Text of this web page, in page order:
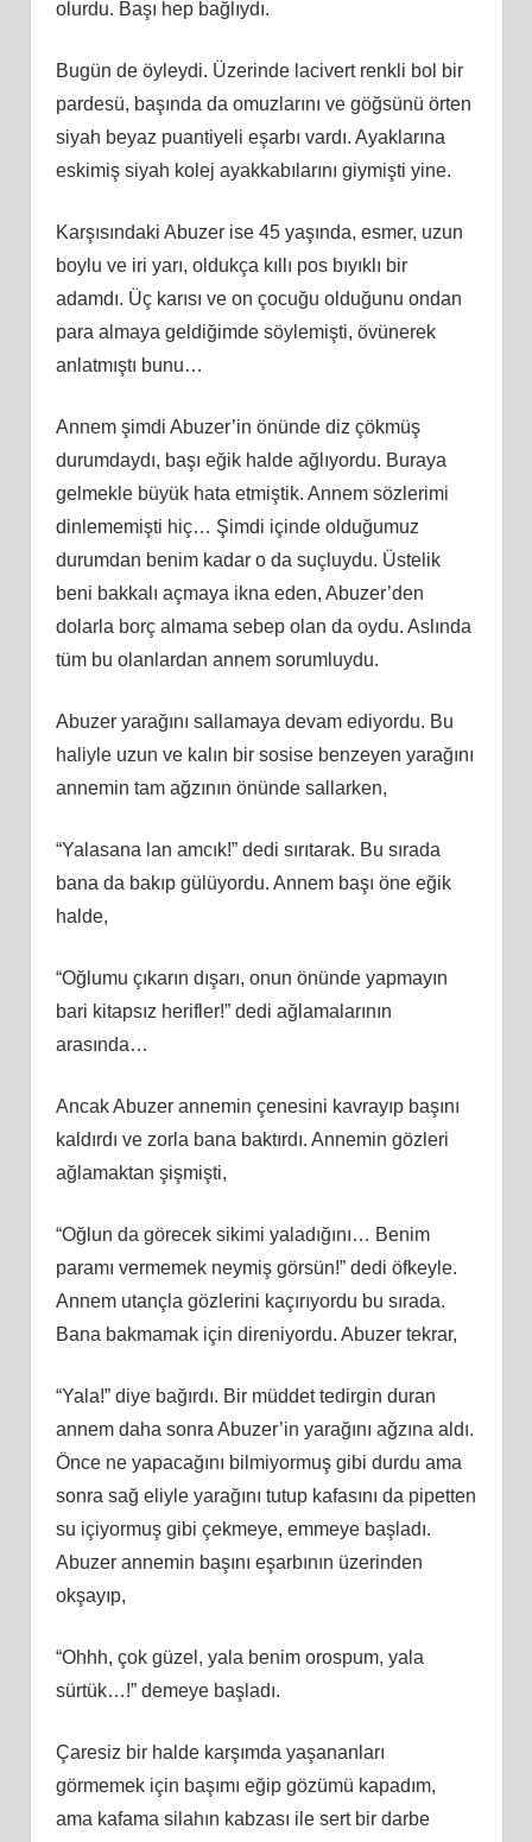
olurdu. Başı hep bağlıydı.
Bugün de öyleydi. Üzerinde lacivert renkli bol bir
pardesü, başında da omuzlarını ve göğsünü örten
siyah beyaz puantiyeli eşarbı vardı. Ayaklarına
eskimiş siyah kolej ayakkabılarını giymişti yine.
Karşısındaki Abuzer ise 45 yaşında, esmer, uzun
boylu ve iri yarı, oldukça kıllı pos bıyıklı bir
adamdı. Üç karısı ve on çocuğu olduğunu ondan
para almaya geldiğimde söylemişti, övünerek
anlatmıştı bunu…
Annem şimdi Abuzer’in önünde diz çökmüş
durumdaydı, başı eğik halde ağlıyordu. Buraya
gelmekle büyük hata etmiştik. Annem sözlerimi
dinlememişti hiç… Şimdi içinde olduğumuz
durumdan benim kadar o da suçluydu. Üstelik
beni bakkalı açmaya ikna eden, Abuzer’den
dolarla borç almama sebep olan da oydu. Aslında
tüm bu olanlardan annem sorumluydu.
Abuzer yarağını sallamaya devam ediyordu. Bu
haliyle uzun ve kalın bir sosise benzeyen yarağını
annemin tam ağzının önünde sallarken,
“Yalasana lan amcık!” dedi sırıtarak. Bu sırada
bana da bakıp gülüyordu. Annem başı öne eğik
halde,
“Oğlumu çıkarın dışarı, onun önünde yapmayın
bari kitapsız herifler!” dedi ağlamalarının
arasında…
Ancak Abuzer annemin çenesini kavrayıp başını
kaldırdı ve zorla bana baktırdı. Annemin gözleri
ağlamaktan şişmişti,
“Oğlun da görecek sikimi yaladığını… Benim
paramı vermemek neymiş görsün!” dedi öfkeyle.
Annem utançla gözlerini kaçırıyordu bu sırada.
Bana bakmamak için direniyordu. Abuzer tekrar,
“Yala!” diye bağırdı. Bir müddet tedirgin duran
annem daha sonra Abuzer’in yarağını ağzına aldı.
Önce ne yapacağını bilmiyormuş gibi durdu ama
sonra sağ eliyle yarağını tutup kafasını da pipetten
su içiyormuş gibi çekmeye, emmeye başladı.
Abuzer annemin başını eşarbının üzerinden
okşayıp,
“Ohhh, çok güzel, yala benim orospum, yala
sürtük…!” demeye başladı.
Çaresiz bir halde karşımda yaşananları
görmemek için başımı eğip gözümü kapadım,
ama kafama silahın kabzası ile sert bir darbe